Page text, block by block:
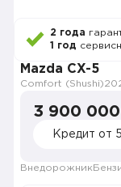
2 года
1 год
Mazda CX-5
Comfort (Shushi)
3 900 000
Кредит от
Внедорожник